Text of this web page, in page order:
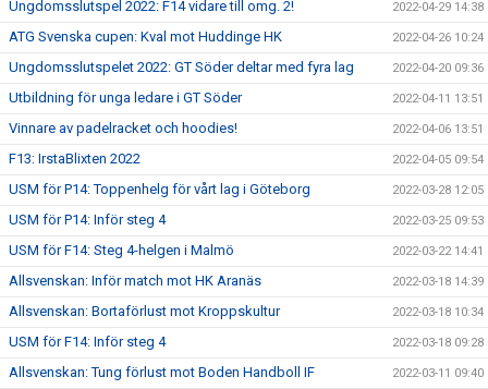
Ungdomsslutspel 2022: F14 vidare till omg. 2! 2022-04-29 14:38
ATG Svenska cupen: Kval mot Huddinge HK 2022-04-26 10:24
Ungdomsslutspelet 2022: GT Söder deltar med fyra lag 2022-04-20 09:36
Utbildning för unga ledare i GT Söder 2022-04-11 13:51
Vinnare av padelracket och hoodies! 2022-04-06 13:51
F13: IrstaBlixten 2022 2022-04-05 09:54
USM för P14: Toppenhelg för vårt lag i Göteborg 2022-03-28 12:05
USM för P14: Inför steg 4 2022-03-25 09:53
USM för F14: Steg 4-helgen i Malmö 2022-03-22 14:41
Allsvenskan: Inför match mot HK Aranäs 2022-03-18 14:39
Allsvenskan: Bortaförlust mot Kroppskultur 2022-03-18 10:34
USM för F14: Inför steg 4 2022-03-18 09:28
Allsvenskan: Tung förlust mot Boden Handboll IF 2022-03-11 09:40